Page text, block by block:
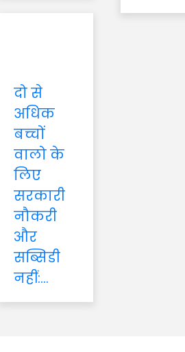
दो से
अधिक
बच्चों
वालो के
लिए
सरकारी
नौकरी
और
सब्सिडी
नहीं:...